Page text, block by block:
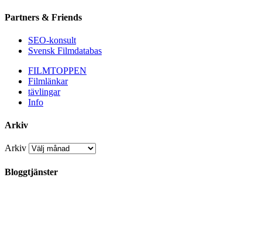
Partners & Friends
SEO-konsult
Svensk Filmdatabas
FILMTOPPEN
Filmlänkar
tävlingar
Info
Arkiv
Arkiv
Bloggtjänster